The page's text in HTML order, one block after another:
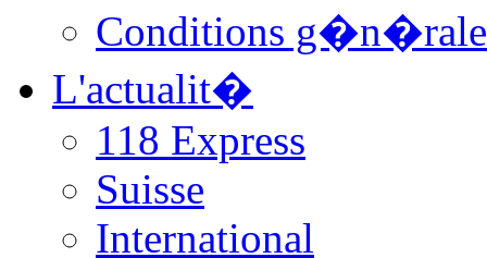
Conditions
L'actualit�
118 Express
Suisse
International